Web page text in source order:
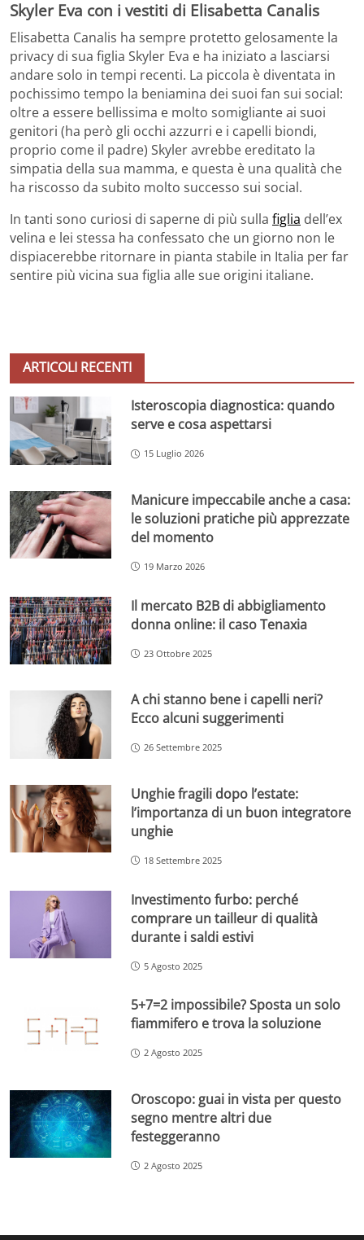
Skyler Eva con i vestiti di Elisabetta Canalis
Elisabetta Canalis ha sempre protetto gelosamente la
privacy di sua figlia Skyler Eva e ha iniziato a lasciarsi
andare solo in tempi recenti. La piccola è diventata in
pochissimo tempo la beniamina dei suoi fan sui social:
oltre a essere bellissima e molto somigliante ai suoi
genitori (ha però gli occhi azzurri e i capelli biondi,
proprio come il padre) Skyler avrebbe ereditato la
simpatia della sua mamma, e questa è una qualità che
ha riscosso da subito molto successo sui social.
In tanti sono curiosi di saperne di più sulla figlia dell’ex
velina e lei stessa ha confessato che un giorno non le
dispiacerebbe ritornare in pianta stabile in Italia per far
sentire più vicina sua figlia alle sue origini italiane.
ARTICOLI RECENTI
Isteroscopia diagnostica: quando
serve e cosa aspettarsi
15 Luglio 2026
Manicure impeccabile anche a casa:
le soluzioni pratiche più apprezzate
del momento
19 Marzo 2026
Il mercato B2B di abbigliamento
donna online: il caso Tenaxia
23 Ottobre 2025
A chi stanno bene i capelli neri?
Ecco alcuni suggerimenti
26 Settembre 2025
Unghie fragili dopo l’estate:
l’importanza di un buon integratore
unghie
18 Settembre 2025
Investimento furbo: perché
comprare un tailleur di qualità
durante i saldi estivi
5 Agosto 2025
5+7=2 impossibile? Sposta un solo
fiammifero e trova la soluzione
2 Agosto 2025
Oroscopo: guai in vista per questo
segno mentre altri due
festeggeranno
2 Agosto 2025